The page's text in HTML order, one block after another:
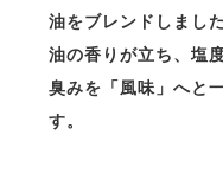
油をブレンドしまし
油の香りが立ち、塩
臭みを「風味」へと
す。